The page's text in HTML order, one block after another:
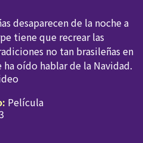
desaparecen de la noche a
tiene que recrear las
no tan brasileñas en
oído hablar de la Navidad.
Película